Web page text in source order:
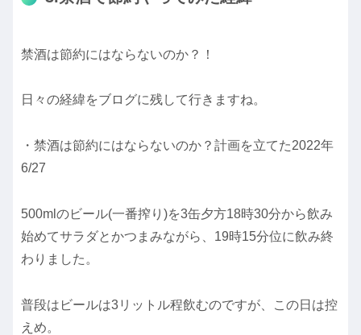
禁酒は節約にはならないのか？！
日々の経緯をブログに残して行きますね。
・禁酒は節約にはならないのか？計画を立てた2022年
6/27
500mlのビール(一番搾り)を3缶夕方18時30分から飲み
始めてサラダとかつまみながら、19時15分位に飲み終
わりました。
普段はビールは3リットル程飲むのですが、この日は控
えめ。